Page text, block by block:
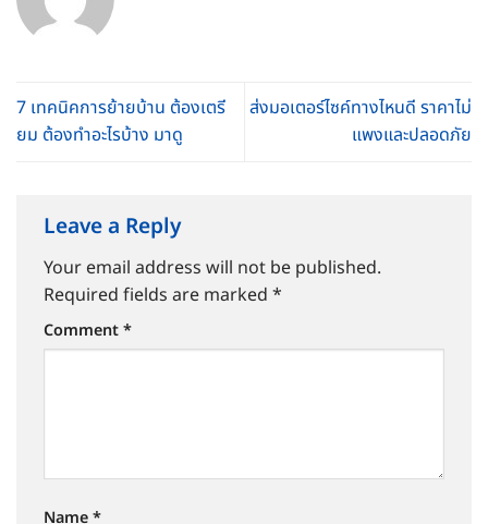
7 เทคนิคการย้ายบ้าน ต้องเตรี
ยม ต้องทำอะไรบ้าง มาดู
ส่งมอเตอร์ไซค์ทางไหนดี ราคาไม่
แพงและปลอดภัย
Leave a Reply
Your email address will not be published.
Required fields are marked *
Comment*
Name*